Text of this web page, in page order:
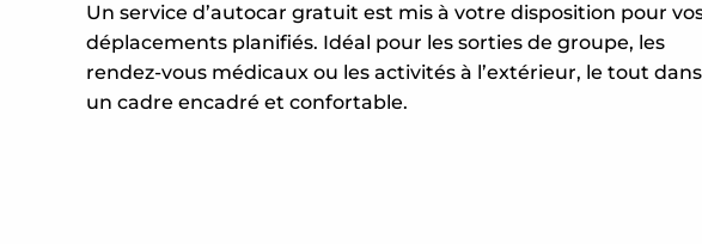
Un service d’autocar gratuit est mis à votre disposition pour
déplacements planifiés. Idéal pour les sorties de groupe, les
rendez-vous médicaux ou les activités à l’extérieur, le tout dans
un cadre encadré et confortable.